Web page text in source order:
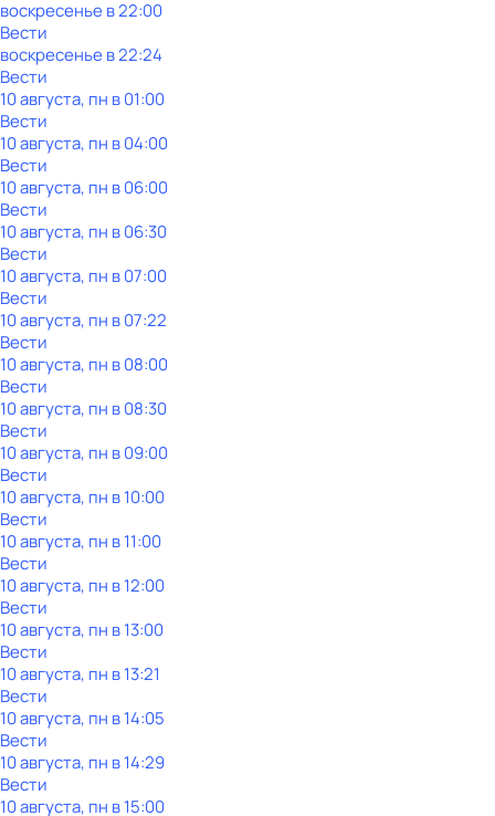
воскресенье в22:00
Вести
воскресенье в22:24
Вести
10 августа, пн в 01:00
Вести
10 августа, пн в 04:00
Вести
10 августа, пн в 06:00
Вести
10 августа, пн в 06:30
Вести
10 августа, пн в 07:00
Вести
10 августа, пн в 07:22
Вести
10 августа, пн в 08:00
Вести
10 августа, пн в 08:30
Вести
10 августа, пн в 09:00
Вести
10 августа, пн в 10:00
Вести
10 августа, пн в 11:00
Вести
10 августа, пн в 12:00
Вести
10 августа, пн в 13:00
Вести
10 августа, пн в 13:21
Вести
10 августа, пн в 14:05
Вести
10 августа, пн в 14:29
Вести
10 августа, пн в 15:00